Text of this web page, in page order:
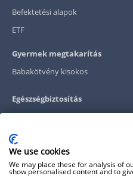
Befektetési alapok
ETF
Gyermek megtakarítás
Babakötvény kisokos
Egészségbiztosítás
Magán egészségbiztosítás kisokos
Egészségbiztosítás kalkulátor
Egészségbiztosítás cégeknek
Egészségbiztosítás kalkulátor
We use cookies
We may place these for analysis of
show personalised content and to